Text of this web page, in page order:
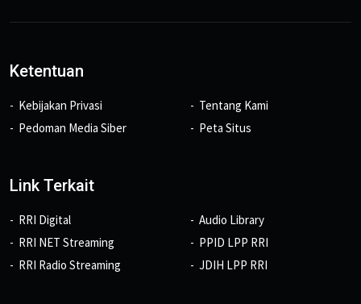
Ketentuan
Kebijakan Privasi
Pedoman Media Siber
Tentang Kami
Peta Situs
Link Terkait
RRI Digital
RRI NET Streaming
RRI Radio Streaming
Audio Library
PPID LPP RRI
JDIH LPP RRI